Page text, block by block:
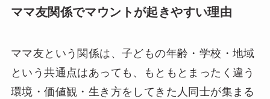
ママ友関係でマウントが起きやすい理由
ママ友という関係は、子どもの年齢・学校・地域
という共通点はあっても、もともとまったく違う
環境・価値観・生き方をしてきた人同士が集まる